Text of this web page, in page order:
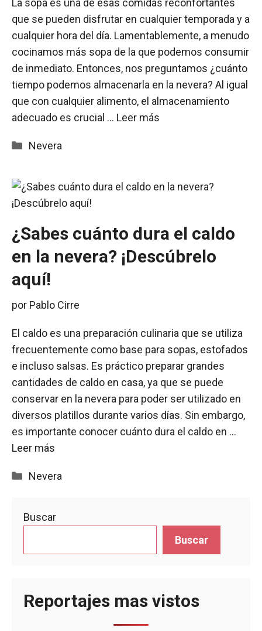
La sopa es una de esas comidas reconfortantes
que se pueden disfrutar en cualquier temporada y a
cualquier hora del día. Lamentablemente, a menudo
cocinamos más sopa de la que podemos consumir
de inmediato. Entonces, nos preguntamos ¿cuánto
tiempo podemos almacenarla en la nevera? Al igual
que con cualquier alimento, el almacenamiento
adecuado es crucial … Leer más
Categorías
Nevera
¿Sabes cuánto dura el caldo
en la nevera? ¡Descúbrelo
aquí!
por Pablo Cirre
El caldo es una preparación culinaria que se utiliza
frecuentemente como base para sopas, estofados
e incluso salsas. Es práctico preparar grandes
cantidades de caldo en casa, ya que se puede
conservar en la nevera para poder ser utilizado en
diversos platillos durante varios días. Sin embargo,
es importante conocer cuánto dura el caldo en …
Leer más
Categorías
Nevera
Buscar
Buscar
Reportajes mas vistos